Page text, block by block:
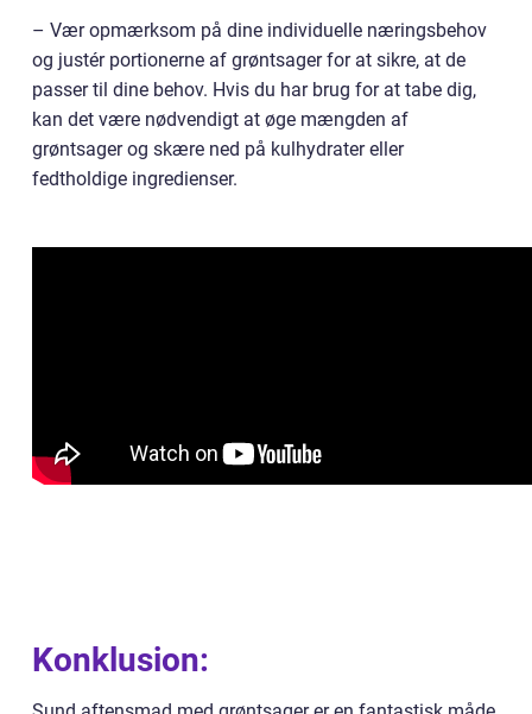
– Vær opmærksom på dine individuelle næringsbehov
og justér portionerne af grøntsager for at sikre, at de
passer til dine behov. Hvis du har brug for at tabe dig,
kan det være nødvendigt at øge mængden af
grøntsager og skære ned på kulhydrater eller
fedtholdige ingredienser.
Konklusion: